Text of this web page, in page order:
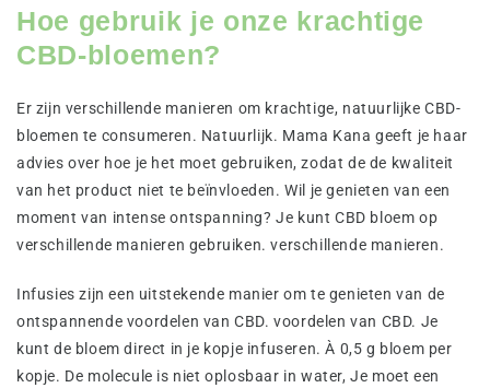
Hoe gebruik je onze krachtige
CBD-bloemen?
Er zijn verschillende manieren om krachtige, natuurlijke CBD-
bloemen te consumeren. Natuurlijk. Mama Kana geeft je haar
advies over hoe je het moet gebruiken, zodat de de kwaliteit
van het product niet te beïnvloeden. Wil je genieten van een
moment van intense ontspanning? Je kunt CBD bloem op
verschillende manieren gebruiken. verschillende manieren.
Infusies zijn een uitstekende manier om te genieten van de
ontspannende voordelen van CBD. voordelen van CBD. Je
kunt de bloem direct in je kopje infuseren. À 0,5 g bloem per
kopje. De molecule is niet oplosbaar in water, Je moet een